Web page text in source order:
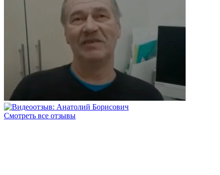
Смотреть все отзывы